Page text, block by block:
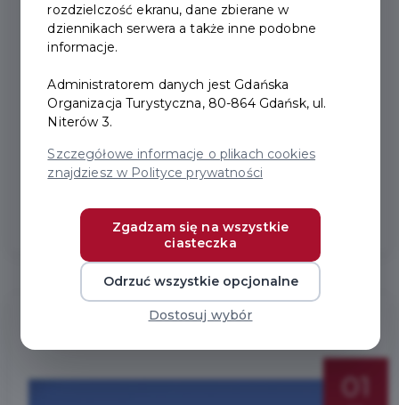
EcoCar nowym partnerem
Karty Turysty!
Miło nam poinformować, że naszym
partnerem w Karcie Turysty została firma
EcoCar z 15% rabatem na przejazdy po
Trójmieście....
01
rozdzielczość ekranu, dane zbierane w
dziennikach serwera a także inne podobne
informacje.
Administratorem danych jest Gdańska
Organizacja Turystyczna, 80-864 Gdańsk, ul.
Niterów 3.
Szczegółowe informacje o plikach cookies
znajdziesz w Polityce prywatności
Zgadzam się na wszystkie
ciasteczka
Odrzuć wszystkie opcjonalne
Dostosuj wybór